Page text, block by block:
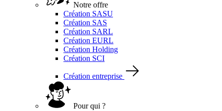
Notre offre
Création SASU
Création SAS
Création SARL
Création EURL
Création Holding
Création SCI
Création entreprise
Pour qui ?